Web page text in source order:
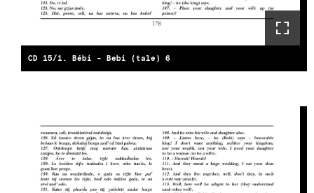
CD 15/1. Bébi - Bebi (tale) 6